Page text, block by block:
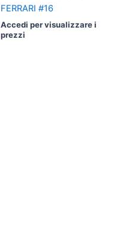
FERRARI #16
Accedi per visualizzare i
prezzi